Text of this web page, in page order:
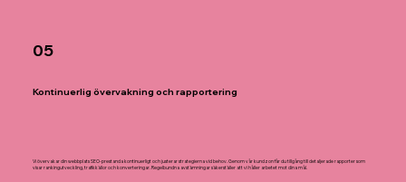
05
Kontinuerlig övervakning och rapportering
Vi övervakar din webbplats SEO-prestanda kontinuerligt och justerar strategierna vid behov. Genom vår kundzon får du tillgång till detaljerade rapporter som
visar rankingutveckling, trafikkällor och konverteringar. Regelbundna avstämningar säkerställer att vi håller arbetet mot dina mål.